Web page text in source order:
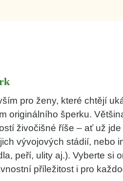
pro ženy, které chtějí
originálního šperku.
živočišné říše – ať už jde
vývojových stádií, nebo
peří, ulity aj.). Vyberte si
příležitost i pro